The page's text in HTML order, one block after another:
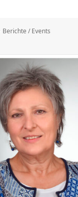
Kategorien
Berichte / Events
Vielfalt Breisgau und